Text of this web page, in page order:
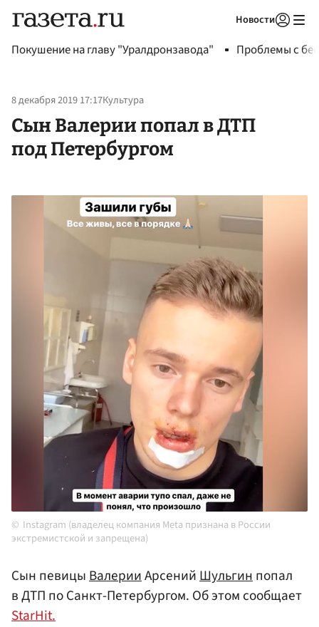
Новости
Покушение на главу "Уралдронзавода" Проблемы с
8 декабря 2019 17:17Культура
Сын Валерии попал в ДТП
под Петербургом
Instagram (владелец компания Meta признана в России
экстремистской и запрещена)
Сын певицыВалерииАрсенийШульгинпопал
в ДТП по Санкт-Петербургом. Об этом сообщает
StarHit.